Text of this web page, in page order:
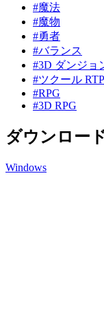
#魔法
#魔物
#勇者
#バランス
#3D ダンジョ
#ツクール RTP
#RPG
#3D RPG
ダウンロー
Windows